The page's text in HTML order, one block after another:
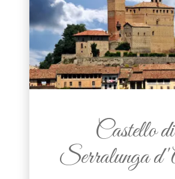
Castello di
Serralunga